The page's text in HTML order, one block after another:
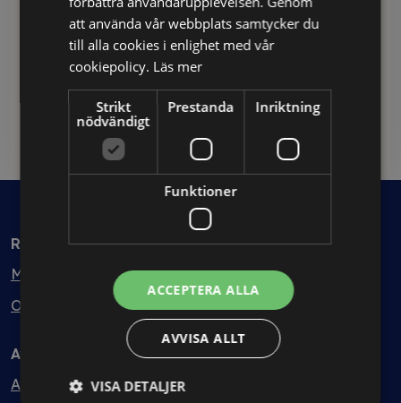
Specificerar VD:ns ansvar, befogenheter och
ersättning, vilket bidrar till en klar
ledningsstruktur och förebygger konflikter.
Läs mer här
Rådgivning
Min bolagsjurist
Ombud
Avtal
Avtalshantering
att använda vår webbplats samtycker du
till alla cookies i enlighet med vår
cookiepolicy. Läs mer
Strikt
nödvändigt
Prestanda Inriktning
Funktioner
ACCEPTERA ALLA
AVVISA ALLT
VISA DETALJER